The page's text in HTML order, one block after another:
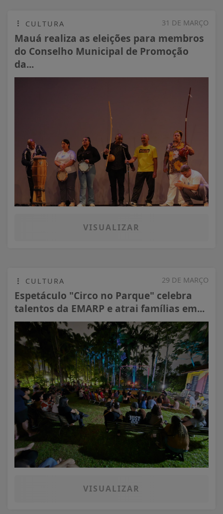
31 DE MARÇO
CULTURA
Mauá realiza as eleições para membros
do Conselho Municipal de Promoção
da...
VISUALIZAR
29 DE MARÇO
CULTURA
Espetáculo "Circo no Parque" celebra
talentos da EMARP e atrai famílias em...
VISUALIZAR